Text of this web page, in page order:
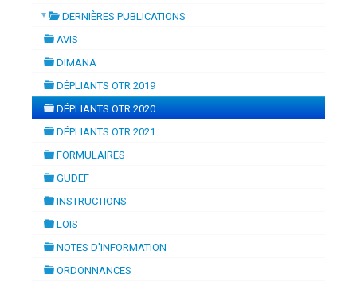
-mardi, 14 juillet 2026 10:30
▼ DERNIÈRES PUBLICATIONS
AVIS
DIMANA
folder
DÉPLIANTS OTR 2019
folder
DÉPLIANTS OTR 2020
DÉPLIANTS OTR 2021
FORMULAIRES
GUDEF
INSTRUCTIONS
LOIS
NOTES D'INFORMATION
ORDONNANCES